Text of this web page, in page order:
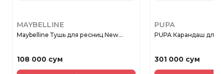
MAYBELLINE
Maybelline Тушь для ресниц New...
108 000 сум
PUPA
PUPA Карандаш для
301 000 сум